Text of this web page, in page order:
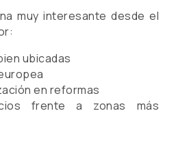
muy interesante desde el
ubicadas
en reformas
frente a zonas más